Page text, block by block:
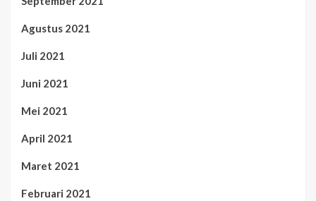
Agustus 2021
Juli 2021
Juni 2021
Mei 2021
April 2021
Maret 2021
Februari 2021